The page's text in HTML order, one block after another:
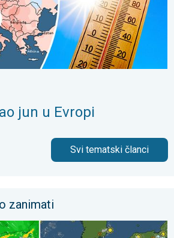
jun u Evropi
Svi tematski članci
zanimati
za tajfun Delfin. Vetrovi, kiše, talasi. . .